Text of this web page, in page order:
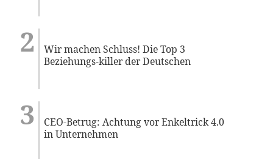
Wir machen Schluss! Die Top 3
Beziehungs-killer der Deutschen
CEO-Betrug: Achtung vor Enkeltrick 4.0
in Unternehmen